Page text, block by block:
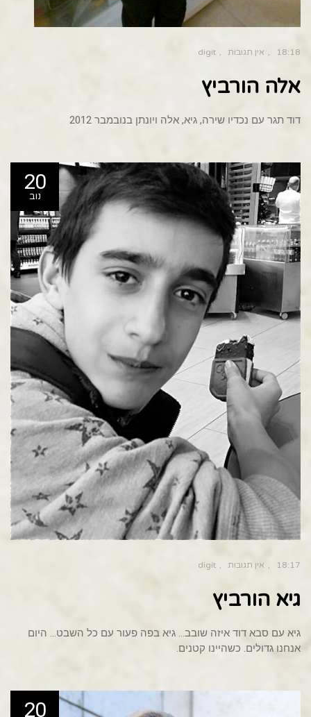
18:18 אין תגובות digit
אלה הורביץ
דוד תגר עם נכדיו שירה, גיא, אלה ויונתן בנובמבר 2012
20
נוב
18:17 אין תגובות digit
גיא הורביץ
גיא עם סבא דוד איזה שובב… גיא בפה פעור עם כל השבט… היום
אנחנו גדולים. כשהיינו קטנים.
20